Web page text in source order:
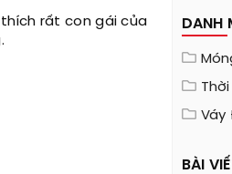
rất con gái của
DANH
Váy
BÀI